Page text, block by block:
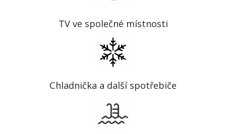
TV ve společné místnosti
Chladnička a další spotřebiče